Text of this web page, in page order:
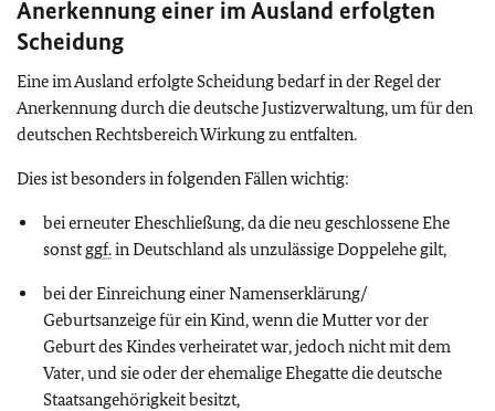
Anerkennung einer im Ausland erfolgten
Scheidung
Eine im Ausland erfolgte Scheidung bedarf in der Regel der
Anerkennung durch die deutsche Justizverwaltung, um für den
deutschen Rechtsbereich Wirkung zu entfalten.
Dies ist besonders in folgenden Fällen wichtig:
bei erneuter Eheschließung, da die neu geschlossene Ehe
sonstggf.in Deutschland als unzulässige Doppelehe gilt,
bei der Einreichung einer Namenserklärung/
Geburtsanzeige für ein Kind, wenn die Mutter vor der
Geburt des Kindes verheiratet war, jedoch nicht mit dem
Vater, und sie oder der ehemalige Ehegatte die deutsche
Staatsangehörigkeit besitzt,